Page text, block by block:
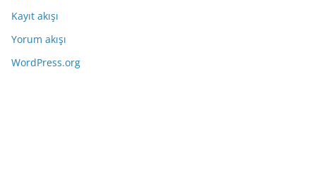
Kayıt akışı
Yorum akışı
WordPress.org